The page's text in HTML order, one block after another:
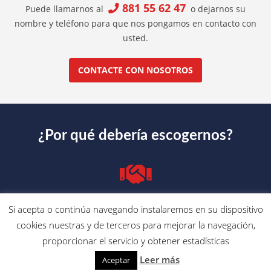
Puede llamarnos al 881 55 62 47 o dejarnos su
nombre y teléfono para que nos pongamos en contacto con
usted.
CONTACTE CON NOSOTROS
¿Por qué debería escogernos?
Expertos en LSO
Si acepta o continúa navegando instalaremos en su dispositivo
cookies nuestras y de terceros para mejorar la navegación,
proporcionar el servicio y obtener estadísticas
Aceptar Leer más